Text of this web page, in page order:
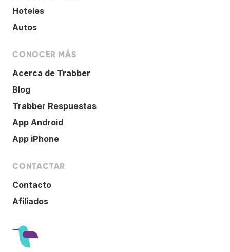
Hoteles
Autos
CONOCER MÁS
Acerca de Trabber
Blog
Trabber Respuestas
App Android
App iPhone
CONTACTAR
Contacto
Afiliados